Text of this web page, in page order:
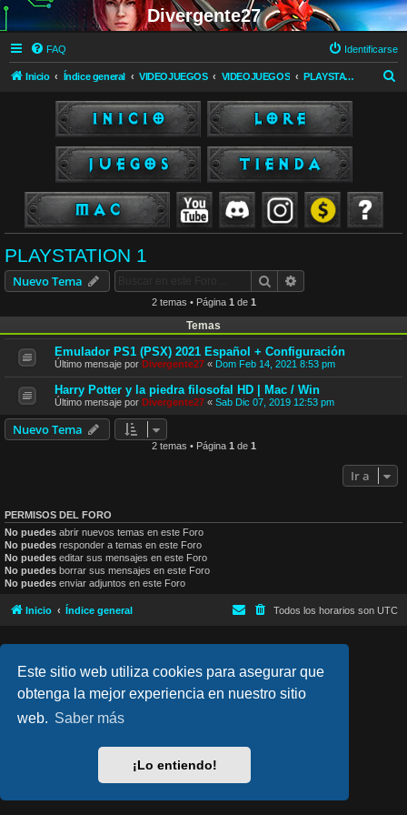
Este sitio web utiliza cookies para asegurar que
obtenga la mejor experiencia en nuestro sitio
web. Saber más
¡Lo entiendo!
Divergente27
FAQ Identificarse
Inicio Índice general VIDEOJUEGOS VIDEOJUEGOS PLAYSTATION 1
PLAYSTATION 1
Nuevo Tema Buscar
2 temas • Página 1 de 1
Temas
Emulador PS1 (PSX) 2021 Español + Configuración
Último mensaje por Divergente27 « Dom Feb 14, 2021 8:53 pm
Harry Potter y la piedra filosofal HD | Mac / Win
Último mensaje por Divergente27 « Sab Dic 07, 2019 12:53 pm
Nuevo Tema
2 temas • Página 1 de 1
Ir a
PERMISOS DEL FORO
No puedes abrir nuevos temas en este Foro
No puedes responder a temas en este Foro
No puedes editar sus mensajes en este Foro
No puedes borrar sus mensajes en este Foro
No puedes enviar adjuntos en este Foro
Inicio Índice general Todos los horarios son UTC
Style Version: 1.2.4
® Forum Software © phpBB Limited
Traducción al español por phpBB España